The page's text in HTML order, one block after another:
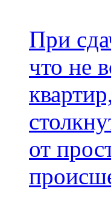
При
что не
от